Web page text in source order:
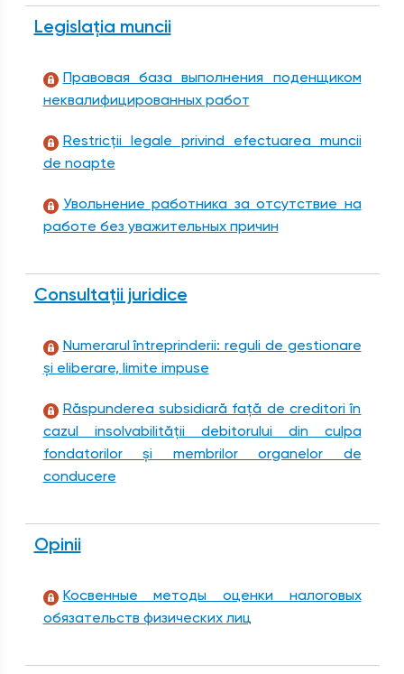
Legislația muncii
Правовая база выполнения поденщиком
неквалифицированных работ
Restricţii legale privind efectuarea muncii
de noapte
Увольнение работника за отсутствие на
работе без уважительных причин
Consultații juridice
Numerarul întreprinderii: reguli de gestionare
și eliberare, limite impuse
Răspunderea subsidiară față de creditori în
cazul insolvabilității debitorului din culpa
fondatorilor și membrilor organelor de
conducere
Opinii
Косвенные методы оценки налоговых
обязательств физических лиц